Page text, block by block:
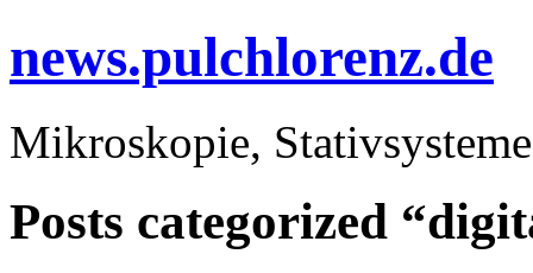
news.pulchlorenz.de
Mikroskopie,
Posts categorized